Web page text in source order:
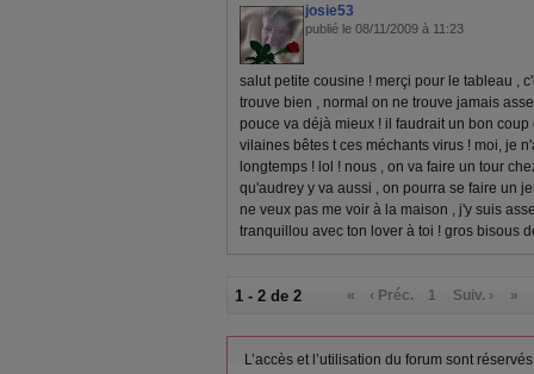
josie53
publié le 08/11/2009 à 11:23
salut petite cousine ! merçi pour le tableau ,
trouve bien , normal on ne trouve jamais
pouce va déjà mieux ! il faudrait un bon
vilaines bêtes t ces méchants virus ! moi, je
longtemps ! lol ! nous , on va faire un tour
qu'audrey y va aussi , on pourra se faire un
ne veux pas me voir à la maison , j'y suis
tranquillou avec ton lover à toi ! gros bisous
1 - 2 de 2 « ‹ Préc. 1 Suiv. › »
L’accès et l’utilisation du forum sont